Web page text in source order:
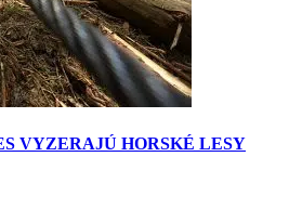
VYZERAJÚ HORSKÉ LESY